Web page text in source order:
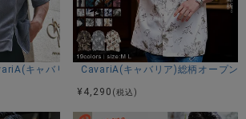
ございますので、あくまでもご参考とし
キャバリア)身頃ZIP切り替えデザインクルー
CavariA(キャバリア)総柄オープン
¥ 4,290 (税込)